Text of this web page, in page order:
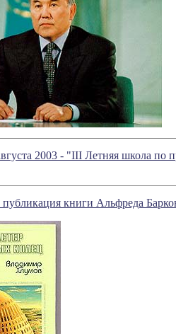
2003 - "III Летняя школа по
публикация книги Альфреда